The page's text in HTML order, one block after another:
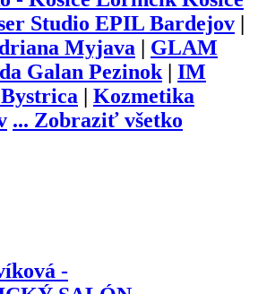
Studio EPIL Bardejov
Myjava
GLAM
Galan Pezinok| IM
Kozmetika
... Zobraziť všetko
-